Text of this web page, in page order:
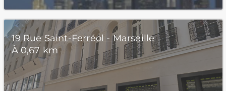
19 Rue Saint-Ferréol - Marseille
À 0,67 km